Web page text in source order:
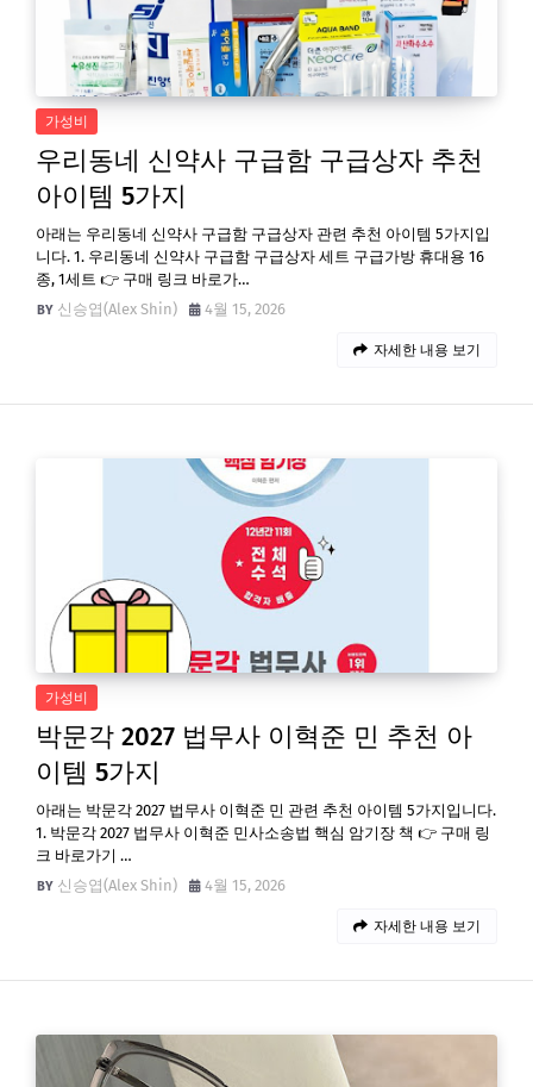
가성비
우리동네 신약사 구급함 구급상자 추천
아이템 5가지
아래는 우리동네 신약사 구급함 구급상자 관련 추천 아이템 5가지입
니다. 1. 우리동네 신약사 구급함 구급상자 세트 구급가방 휴대용 16
종, 1세트 👉 구매 링크 바로가…
신승엽(Alex Shin)
4월 15, 2026
자세한 내용 보기
가성비
박문각 2027 법무사 이혁준 민 추천 아
이템 5가지
아래는 박문각 2027 법무사 이혁준 민 관련 추천 아이템 5가지입니다.
1. 박문각 2027 법무사 이혁준 민사소송법 핵심 암기장 책 👉 구매 링
크 바로가기 …
신승엽(Alex Shin)
4월 15, 2026
자세한 내용 보기